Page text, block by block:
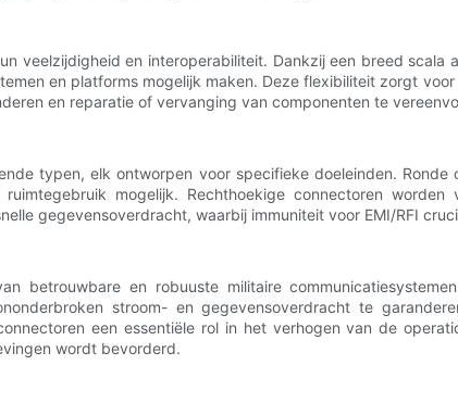
veelzijdigheid en interoperabiliteit. Dankzij een breed
en platforms mogelijk maken. Deze flexibiliteit zorgt
en reparatie of vervanging van componenten te
typen, elk ontworpen voor specifieke doeleinden.
mogelijk. Rechthoekige connectoren
gegevensoverdracht, waarbij immuniteit voor EMI/RFI
betrouwbare en robuuste militaire
stroom- en gegevensoverdracht te
een essentiële rol in het verhogen van de
wordt bevorderd.